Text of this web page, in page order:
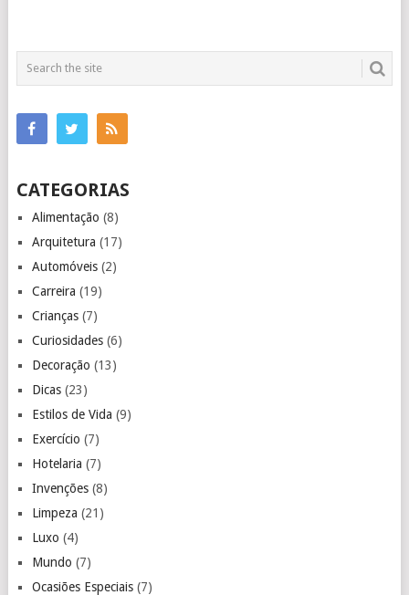
CATEGORIAS
Alimentação (8)
Arquitetura (17)
Automóveis(2)
Carreira (19)
Crianças(7)
Curiosidades(6)
Decoração (13)
Dicas(23)
Estilos de Vida (9)
Exercício (7)
Hotelaria (7)
Invenções(8)
Limpeza (21)
Luxo (4)
Mundo (7)
Ocasiões Especiais(7)